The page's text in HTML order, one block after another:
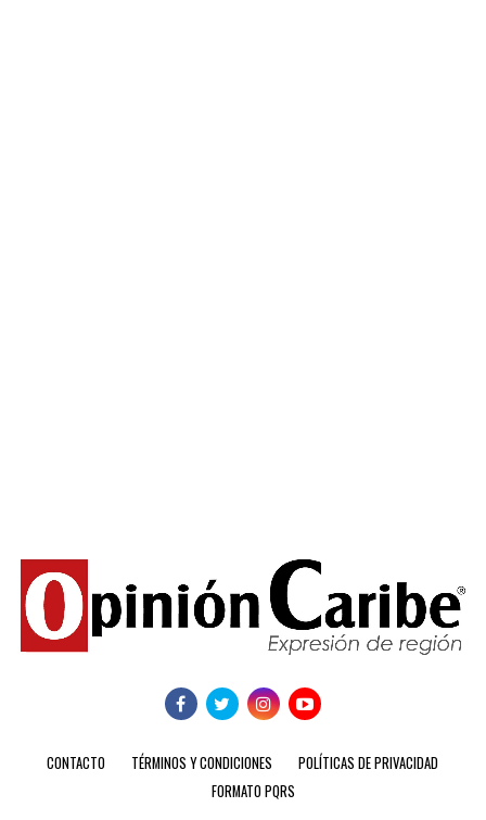
CONTACTO TÉRMINOS Y CONDICIONES
POLÍTICAS DE PRIVACIDAD
FORMATO PQRS